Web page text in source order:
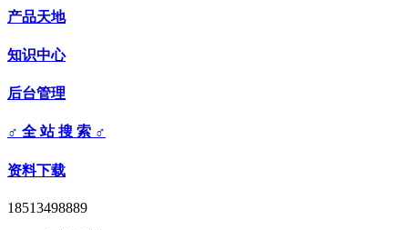
产品天地
知识中心
后台管理
♂ 全 站 搜 索 ♂
资料下载
18513498889